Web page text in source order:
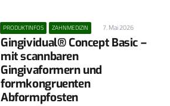
PRODUKTINFOS ZAHNMEDIZIN 7. Mai 2026
Gingividual® Concept Basic –
mit scannbaren
Gingivaformern und
formkongruenten
Abformpfosten